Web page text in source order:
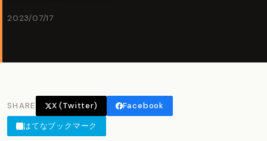
2023/07/17
SHARE X (Twitter)
Facebook
はてなブックマーク